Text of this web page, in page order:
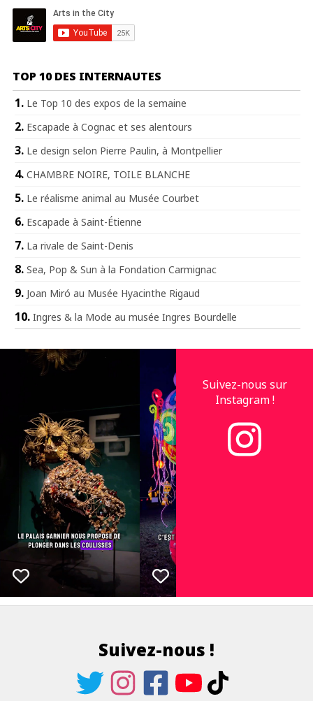
TOP 10 DES INTERNAUTES
Le Top 10 des expos de la semaine
Escapade à Cognac et ses alentours
Le design selon Pierre Paulin, à Montpellier
CHAMBRE NOIRE, TOILE BLANCHE
Le réalisme animal au Musée Courbet
Escapade à Saint-Étienne
La rivale de Saint-Denis
Sea, Pop & Sun à la Fondation Carmignac
Joan Miró au Musée Hyacinthe Rigaud
Ingres & la Mode au musée Ingres Bourdelle
Suivez-nous sur
Instagram !
Suivez-nous !